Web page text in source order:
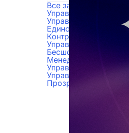
Все задачи
Управление
Управление
Единое
Контроль задач
Управление
Бесшовный рабочий
Менеджмент
Управление
Управление
Прозрачность